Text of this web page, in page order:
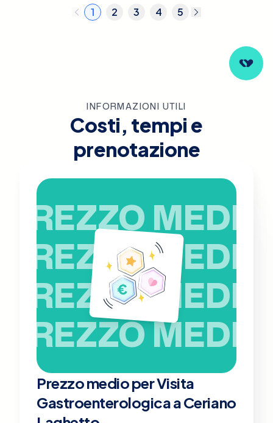
1 2 3 4 5
INFORMAZIONI UTILI
Costi, tempi e
prenotazione
PREZZO MEDIO
PREZZO MEDIO
PREZZO MEDIO
PREZZO MEDIO
Prezzo medio per Visita
Gastroenterologica a Ceriano